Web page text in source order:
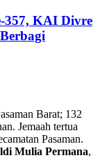
357, KAI Divre
Barat; 132
Jemaah tertua
Pasaman.
Mulia Permana,